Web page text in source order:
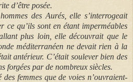
d’être posée.
des Aurés, elle s’interrogeait
ce qu’ils sont en étant imperméables
plus loin, elle découvrait que le
méditerranéen ne devait rien à la
antérieur. C’était soulever bien des
forgées par de nombreux siècles.
femmes que de voies n’ouvraient-